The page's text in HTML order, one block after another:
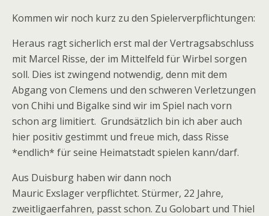
Kommen wir noch kurz zu den Spielerverpflichtungen:
Heraus ragt sicherlich erst mal der Vertragsabschluss
mit Marcel Risse, der im Mittelfeld für Wirbel sorgen
soll. Dies ist zwingend notwendig, denn mit dem
Abgang von Clemens und den schweren Verletzungen
von Chihi und Bigalke sind wir im Spiel nach vorn
schon arg limitiert. Grundsätzlich bin ich aber auch
hier positiv gestimmt und freue mich, dass Risse
*endlich* für seine Heimatstadt spielen kann/darf.
Aus Duisburg haben wir dann noch
Mauric Exslager verpflichtet. Stürmer, 22 Jahre,
zweitligaerfahren, passt schon. Zu Golobart und Thiel